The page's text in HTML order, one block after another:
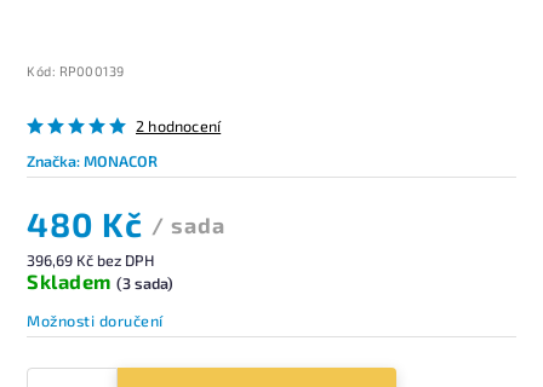
Kód: RP000139
2 hodnocení
Značka:MONACOR
480 Kč / sada
396,69 Kč bez DPH
Skladem (3 sada)
Možnosti doručení